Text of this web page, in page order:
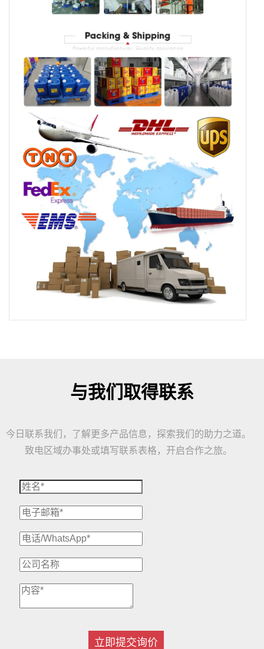
与我们取得联系
今日联系我们，了解更多产品信息，探索我们的助力之道。
致电区域办事处或填写联系表格，开启合作之旅。
立即提交询价